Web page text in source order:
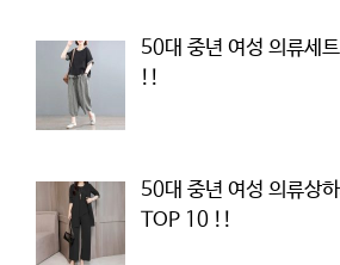
50대 중년 여성 의류세
!!
50대 중년 여성 의류상
TOP 10 !!